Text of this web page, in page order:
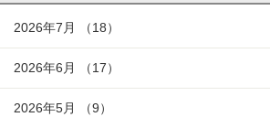
2026年7月 （18）
2026年6月 （17）
2026年5月 （9）